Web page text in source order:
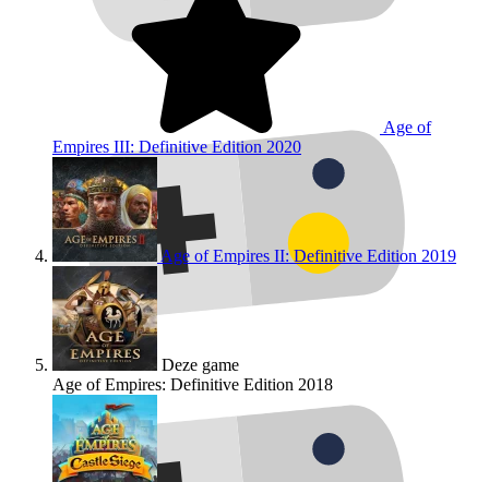
Age of
Empires III: Definitive Edition 2020
Age of Empires II: Definitive Edition 2019
Deze game
Age of Empires: Definitive Edition 2018